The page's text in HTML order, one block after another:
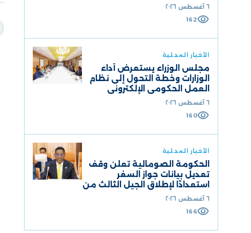
٦ أغسطس ٢٠٢٦
visibility
162
الأخبار المحلية
مجلس الوزراء يستعرض أداء
الوزارات وخطة التحول إلى نظام
العمل الحكومي الإلكتروني
٦ أغسطس ٢٠٢٦
visibility
160
الأخبار المحلية
الحكومة الصومالية تعلن وقف
تعديل بيانات جواز السفر
استعدادًا لإطلاق الجيل الثالث من
الجواز الإلكتروني
٦ أغسطس ٢٠٢٦
visibility
166